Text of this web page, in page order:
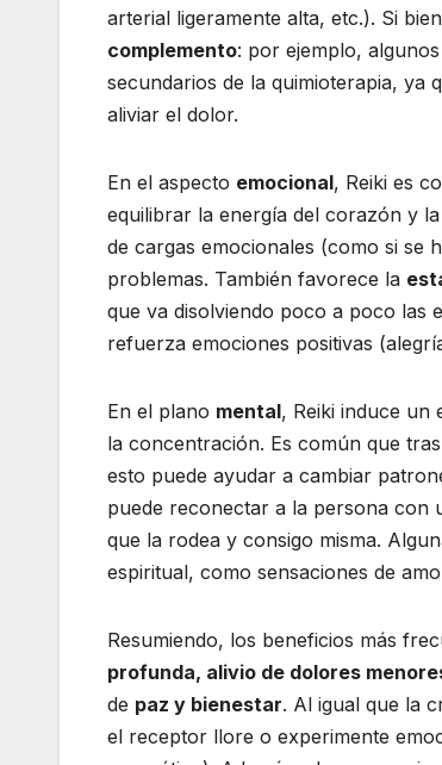
arterial ligeramente alta, etc.). Si
complemento: por ejemplo,
secundarios de la quimioterapia, ya
aliviar el dolor.
En el aspecto emocional, Reiki es
equilibrar la energía del corazón y
de cargas emocionales (como si se
problemas. También favorece la
que va disolviendo poco a poco las
refuerza emociones positivas
En el plano mental, Reiki induce un
la concentración. Es común que
esto puede ayudar a cambiar
puede reconectar a la persona con
que la rodea y consigo misma.
espiritual, como sensaciones de
Resumiendo, los beneficios más
profunda, alivio de dolores
de paz y bienestar. Al igual que la
el receptor llore o experimente